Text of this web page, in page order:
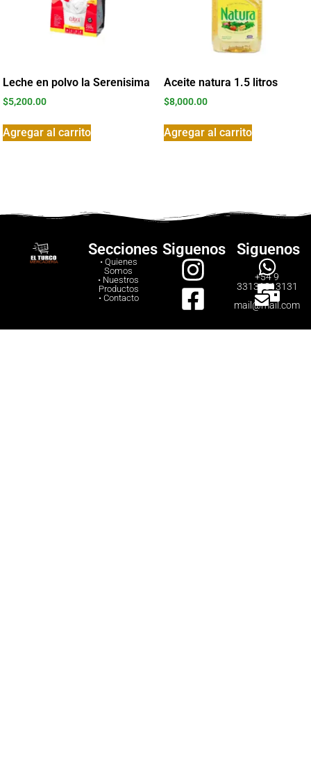
Leche en polvo la Serenisima
$5,200.00
Agregar al carrito
Aceite natura 1.5 litros
$8,000.00
Agregar al carrito
Secciones
• Quienes
Somos
• Nuestros
Productos
• Contacto
Siguenos Siguenos
+54 9
33131313131
mail@mail.com